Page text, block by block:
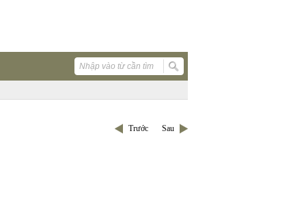
Trước Sau